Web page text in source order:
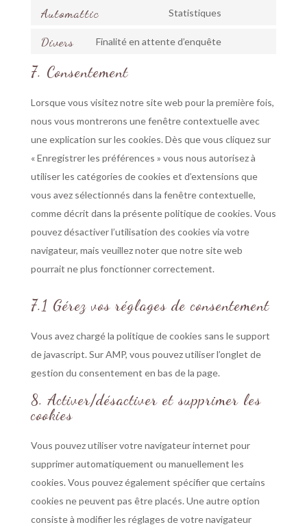
Automattic Statistiques
Divers Finalité en attente d’enquête
divers
7. Consentement
Lorsque vous visitez notre site web pour la première fois,
nous vous montrerons une fenêtre contextuelle avec
une explication sur les cookies. Dès que vous cliquez sur
« Enregistrer les préférences » vous nous autorisez à
utiliser les catégories de cookies et d’extensions que
vous avez sélectionnés dans la fenêtre contextuelle,
comme décrit dans la présente politique de cookies. Vous
pouvez désactiver l’utilisation des cookies via votre
navigateur, mais veuillez noter que notre site web
pourrait ne plus fonctionner correctement.
7.1 Gérez vos réglages de consentement
Vous avez chargé la politique de cookies sans le support
de javascript. Sur AMP, vous pouvez utiliser l’onglet de
gestion du consentement en bas de la page.
8. Activer/désactiver et supprimer les
cookies
Vous pouvez utiliser votre navigateur internet pour
supprimer automatiquement ou manuellement les
cookies. Vous pouvez également spécifier que certains
cookies ne peuvent pas être placés. Une autre option
consiste à modifier les réglages de votre navigateur